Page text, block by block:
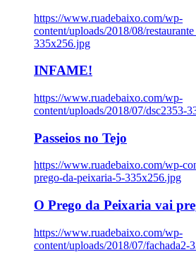
https://www.ruadebaixo.com/wp-
content/uploads/2018/08/
335x256.jpg
INFAME!
https://www.ruadebaixo.com/wp-
content/uploads/2018/07/dsc2353-
Passeios no Tejo
https://www.ruadebaixo.com/wp-
prego-da-peixaria-5-335x256.jpg
O Prego da Peixaria vai
https://www.ruadebaixo.com/wp-
content/uploads/2018/07/fachada2-